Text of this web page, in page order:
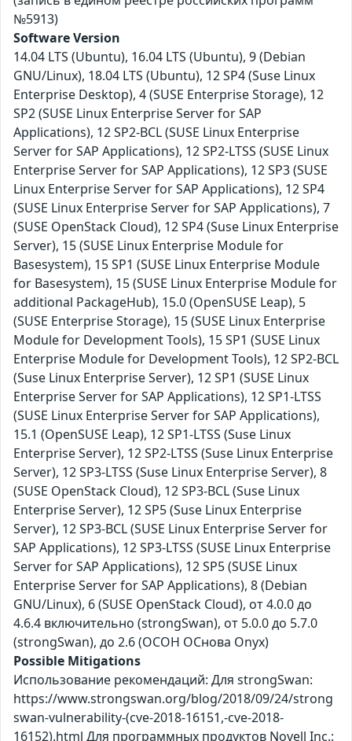
№5913)
Software Version
14.04 LTS (Ubuntu), 16.04 LTS (Ubuntu), 9 (Debian
GNU/Linux), 18.04 LTS (Ubuntu), 12 SP4 (Suse Linux
Enterprise Desktop), 4 (SUSE Enterprise Storage), 12
SP2 (SUSE Linux Enterprise Server for SAP
Applications), 12 SP2-BCL (SUSE Linux Enterprise
Server for SAP Applications), 12 SP2-LTSS (SUSE Linux
Enterprise Server for SAP Applications), 12 SP3 (SUSE
Linux Enterprise Server for SAP Applications), 12 SP4
(SUSE Linux Enterprise Server for SAP Applications), 7
(SUSE OpenStack Cloud), 12 SP4 (Suse Linux Enterprise
Server), 15 (SUSE Linux Enterprise Module for
Basesystem), 15 SP1 (SUSE Linux Enterprise Module
for Basesystem), 15 (SUSE Linux Enterprise Module for
additional PackageHub), 15.0 (OpenSUSE Leap), 5
(SUSE Enterprise Storage), 15 (SUSE Linux Enterprise
Module for Development Tools), 15 SP1 (SUSE Linux
Enterprise Module for Development Tools), 12 SP2-BCL
(Suse Linux Enterprise Server), 12 SP1 (SUSE Linux
Enterprise Server for SAP Applications), 12 SP1-LTSS
(SUSE Linux Enterprise Server for SAP Applications),
15.1 (OpenSUSE Leap), 12 SP1-LTSS (Suse Linux
Enterprise Server), 12 SP2-LTSS (Suse Linux Enterprise
Server), 12 SP3-LTSS (Suse Linux Enterprise Server), 8
(SUSE OpenStack Cloud), 12 SP3-BCL (Suse Linux
Enterprise Server), 12 SP5 (Suse Linux Enterprise
Server), 12 SP3-BCL (SUSE Linux Enterprise Server for
SAP Applications), 12 SP3-LTSS (SUSE Linux Enterprise
Server for SAP Applications), 12 SP5 (SUSE Linux
Enterprise Server for SAP Applications), 8 (Debian
GNU/Linux), 6 (SUSE OpenStack Cloud), от 4.0.0 до
4.6.4 включительно (strongSwan), от 5.0.0 до 5.7.0
(strongSwan), до 2.6 (ОСОН ОСнова Оnyx)
Possible Mitigations
Использование рекомендаций: Для strongSwan:
https://www.strongswan.org/blog/2018/09/24/strong
swan-vulnerability-(cve-2018-16151,-cve-2018-
16152).html Для программных продуктов Novell Inc.: